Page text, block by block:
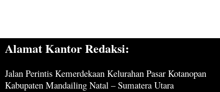
Alamat Kantor Redaksi:
Jalan Perintis Kemerdekaan Kelurahan Pasar Kotanopan
Kabupaten Mandailing Natal – Sumatera Utara